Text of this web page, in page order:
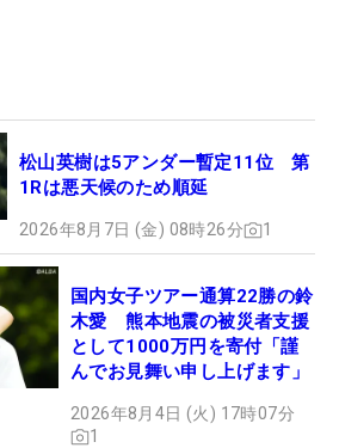
松山英樹は5アンダー暫定11位 第
1Rは悪天候のため順延
2026年8月7日 (金) 08時26分 1
国内女子ツアー通算22勝の鈴
木愛 熊本地震の被災者支援
として1000万円を寄付「謹
んでお見舞い申し上げます」
2026年8月4日 (火) 17時07分
1